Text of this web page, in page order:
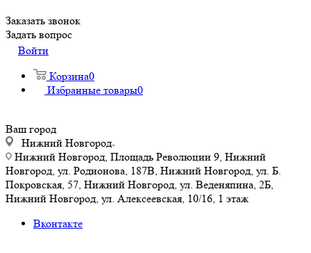
Заказать звонок
Задать вопрос
Войти
Корзина0
Избранные товары0
Ваш город
Нижний Новгород
Нижний Новгород, Площадь Революции 9, Нижний
Новгород, ул. Родионова, 187В, Нижний Новгород, ул. Б.
Покровская, 57, Нижний Новгород, ул. Веденяпина, 2Б,
Нижний Новгород, ул. Алексеевская, 10/16, 1 этаж
Вконтакте